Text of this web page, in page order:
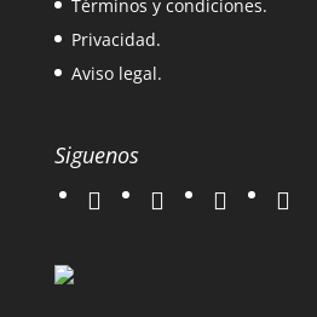
Términos y condiciones.
Privacidad.
Aviso legal.
Siguenos
twitter instagramfacebook google